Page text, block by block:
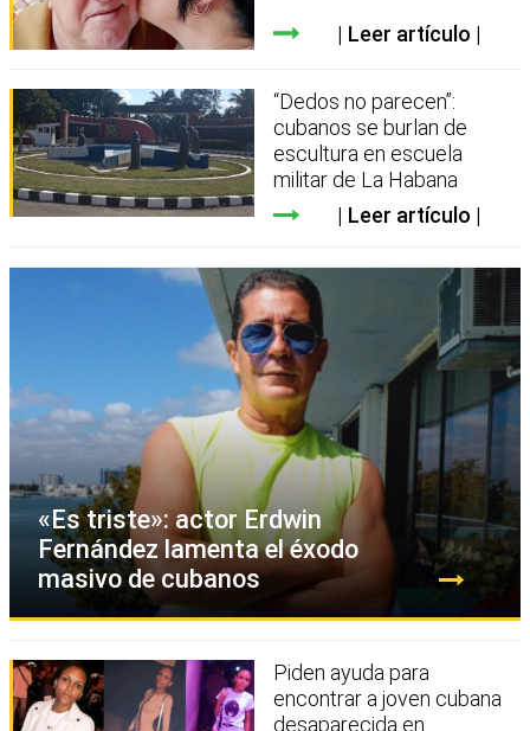
Leer artículo
“Dedos no parecen”:
cubanos se burlan de
escultura en escuela
militar de La Habana
Leer artículo
«Es triste»: actor Erdwin
Fernández lamenta el éxodo
masivo de cubanos
Piden ayuda para
encontrar a joven cubana
desaparecida en